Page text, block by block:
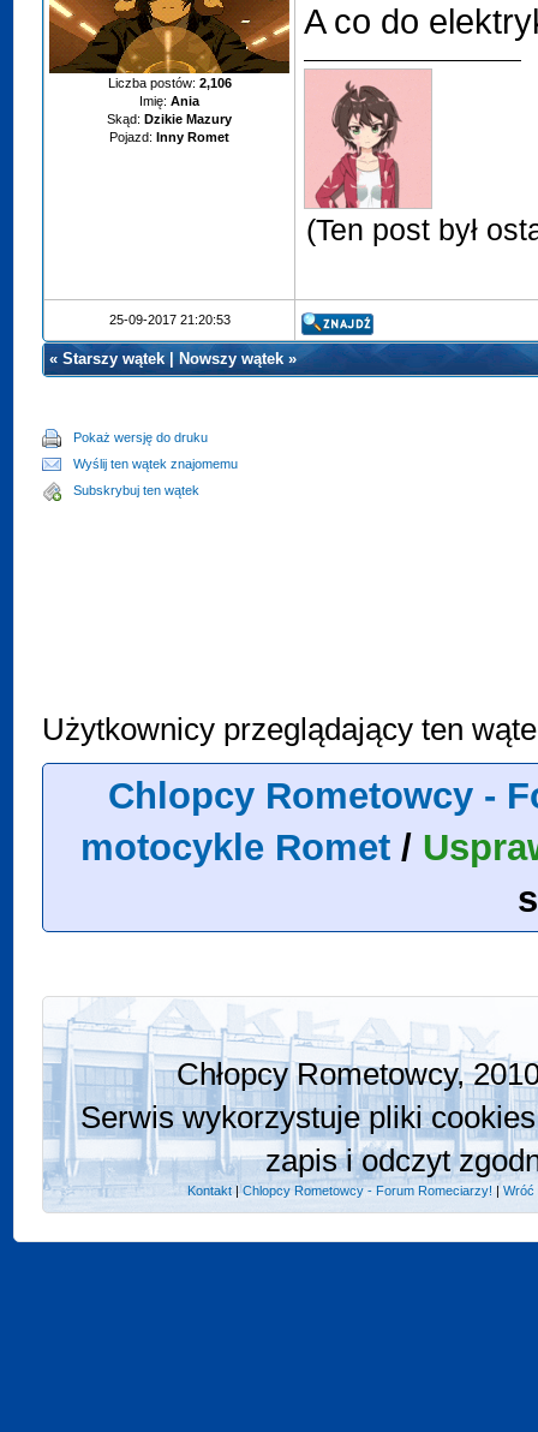
Liczba postów: 2,106
Imię: Ania
Skąd: Dzikie Mazury
Pojazd: Inny Romet
A co do
(Ten post był
25-09-2017 21:20:53
«Starszy wątek Nowszy wątek»
Pokaż wersję do druku
Wyślij ten wątek znajomemu
Subskrybuj ten wątek
Użytkownicy przeglądający ten
Chlopcy Rometowcy -
motocykle Romet /
Chłopcy Rometowcy,
Serwis wykorzystuje pliki
zapis i odczyt
Kontakt|Chlopcy Rometowcy - Forum Romeciarzy! |Wróć